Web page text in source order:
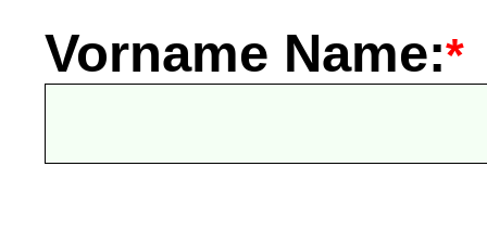
Vorname Name:*